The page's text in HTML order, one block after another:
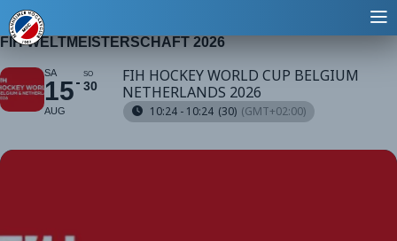
FIH WELTMEISTERSCHAFT 2026
SA
15
AUG
SO
30
FIH HOCKEY WORLD CUP BELGIUM
NETHERLANDS 2026
10:24 - 10:24 (30) (GMT+02:00)